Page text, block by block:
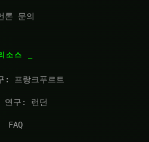
론 문의
소스
: 프랑크푸르트
연구: 런던
FAQ